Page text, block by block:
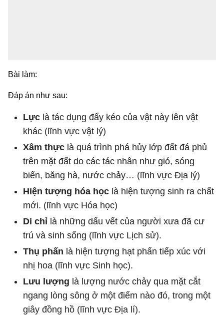
Bài làm:
Đáp án như sau:
Lực là tác dụng đẩy kéo của vật này lên vật
khác (lĩnh vực vật lý)
Xâm thực là quá trình phá hủy lớp đất đá phủ
trên mặt đất do các tác nhân như gió, sóng
biển, băng hà, nước chảy… (lĩnh vực Địa lý)
Hiện tượng hóa học là hiện tượng sinh ra chất
mới. (lĩnh vực Hóa học)
Di chỉ là những dấu vết của người xưa đã cư
trú và sinh sống (lĩnh vực Lịch sử).
Thụ phấn là hiện tượng hạt phấn tiếp xúc với
nhị hoa (lĩnh vực Sinh học).
Lưu lượng là lượng nước chảy qua mặt cắt
ngang lòng sông ở một điểm nào đó, trong một
giây đồng hồ (lĩnh vực Địa lí).